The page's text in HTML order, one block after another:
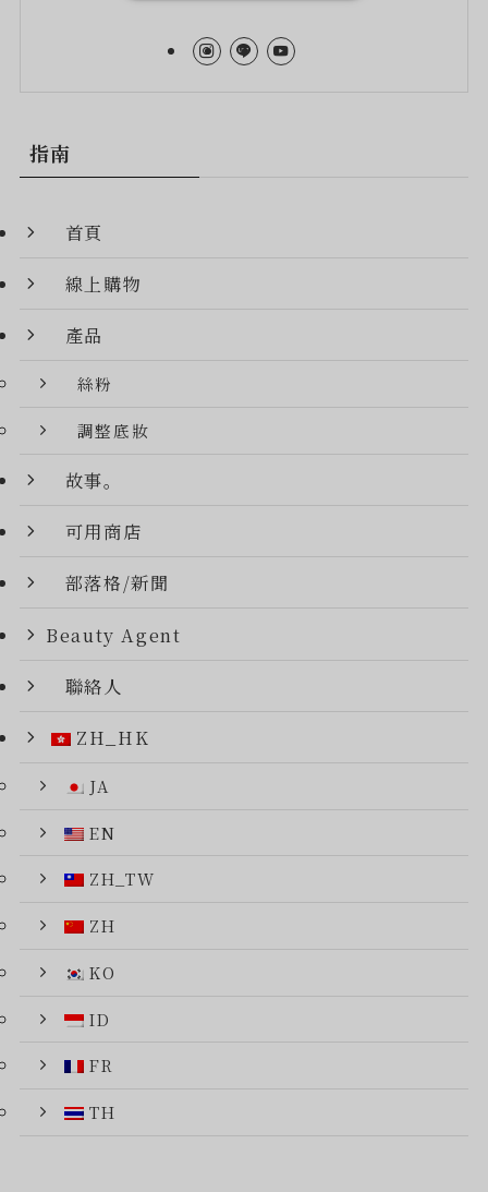
指南
首頁
線上購物
產品
絲粉
調整底妝
故事。
可用商店
部落格/新聞
Beauty Agent
聯絡人
ZH_HK
JA
EN
ZH_TW
ZH
KO
ID
FR
TH